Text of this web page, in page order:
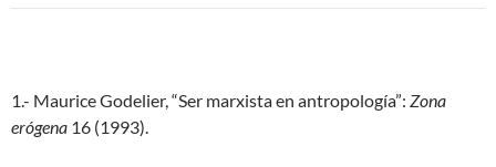
1.- Maurice Godelier, “Ser marxista en antropología”: Zona
erógena 16 (1993).